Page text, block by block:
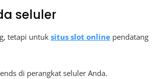
seluler
tetapi untuksitus slot online pendatang
di perangkat seluler Anda.